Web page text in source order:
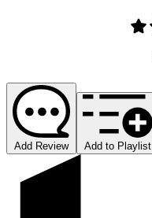
Add Review Add to Playlist